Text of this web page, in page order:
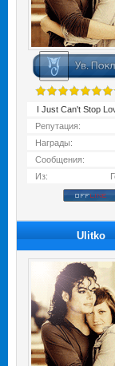
I Just Can't Stop
Репутация:
Награды:
Сообщения:
Из:
Ulitko